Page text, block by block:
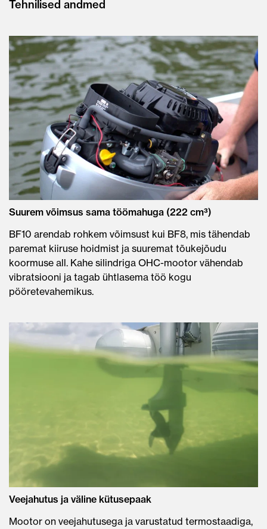
Tehnilised andmed
Suurem võimsus sama töömahuga (222 cm³)
BF10 arendab rohkem võimsust kui BF8, mis tähendab
paremat kiiruse hoidmist ja suuremat tõukejõudu
koormuse all. Kahe silindriga OHC-mootor vähendab
vibratsiooni ja tagab ühtlasema töö kogu
pööretevahemikus.
Veejahutus ja väline kütusepaak
Mootor on veejahutusega ja varustatud termostaadiga,